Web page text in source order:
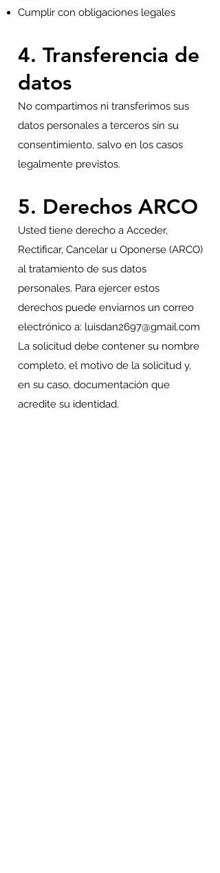
Cumplir con obligaciones legales
4. Transferencia de
datos
No compartimos ni transferimos sus
datos personales a terceros sin su
consentimiento, salvo en los casos
legalmente previstos.
5. Derechos ARCO
Usted tiene derecho a Acceder,
Rectificar, Cancelar u Oponerse (ARCO)
al tratamiento de sus datos
personales. Para ejercer estos
derechos puede enviarnos un correo
electrónico a: luisdan2697@gmail.com
La solicitud debe contener su nombre
completo, el motivo de la solicitud y,
en su caso, documentación que
acredite su identidad.